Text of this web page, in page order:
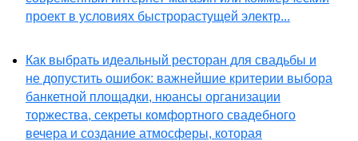
проект в условиях быстрорастущей электр...
Как выбрать идеальный ресторан для свадьбы и
не допустить ошибок: важнейшие критерии выбора
банкетной площадки, нюансы организации
торжества, секреты комфортного свадебного
вечера и создание атмосферы, которая